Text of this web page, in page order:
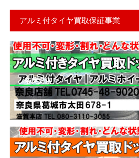
アルミ付タイヤ買取保証事業
奈良支店